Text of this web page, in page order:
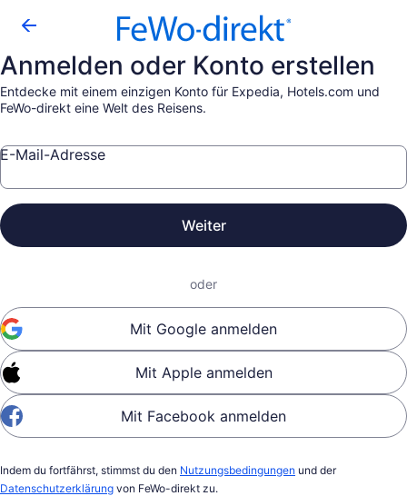
Anmelden oder Konto erstellen
Entdecke mit einem einzigen Konto für Expedia, Hotels.com und
FeWo-direkt eine Welt des Reisens.
E-Mail-Adresse
Weiter
oder
Mit Google anmelden
Mit Apple anmelden
Mit Facebook anmelden
Indem du fortfährst, stimmst du den Nutzungsbedingungen und der
Datenschutzerklärung von FeWo-direkt zu.